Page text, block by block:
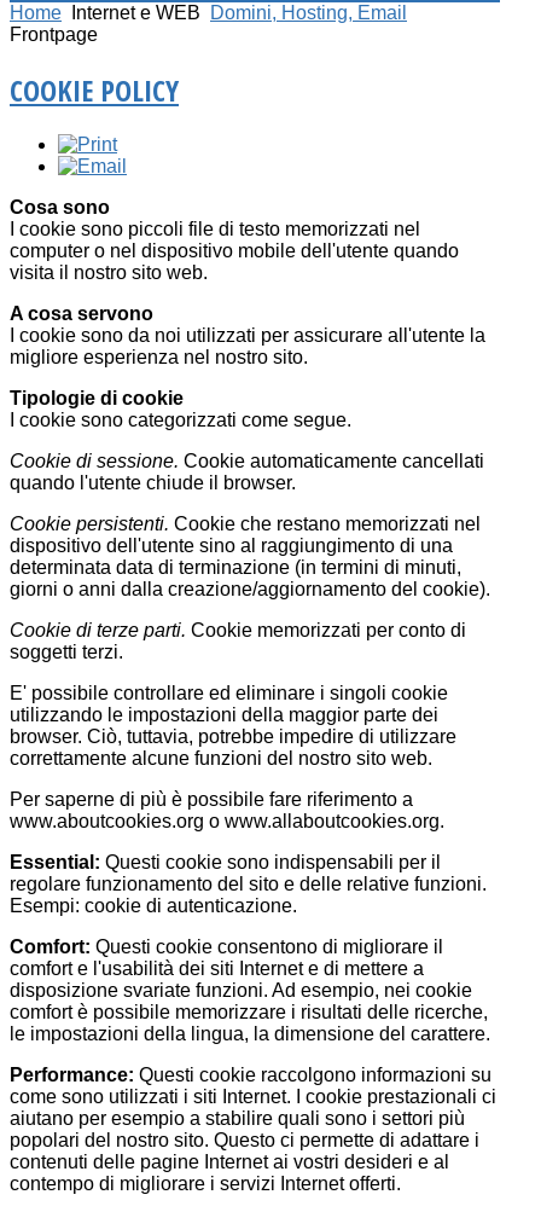
Home Internet e WEB
Domini, Hosting, Email
Frontpage
COOKIE POLICY
Cosa sono
I cookie sono piccoli file di testo memorizzati nel
computer o nel dispositivo mobile dell'utente quando
visita il nostro sito web.
A cosa servono
I cookie sono da noi utilizzati per assicurare all'utente la
migliore esperienza nel nostro sito.
Tipologie di cookie
I cookie sono categorizzati come segue.
Cookie di sessione. Cookie automaticamente cancellati
quando l'utente chiude il browser.
Cookie persistenti. Cookie che restano memorizzati nel
dispositivo dell'utente sino al raggiungimento di una
determinata data di terminazione (in termini di minuti,
giorni o anni dalla creazione/aggiornamento del cookie).
Cookie di terze parti. Cookie memorizzati per conto di
soggetti terzi.
E' possibile controllare ed eliminare i singoli cookie
utilizzando le impostazioni della maggior parte dei
browser. Ciò, tuttavia, potrebbe impedire di utilizzare
correttamente alcune funzioni del nostro sito web.
Per saperne di più è possibile fare riferimento a
www.aboutcookies.org o www.allaboutcookies.org.
Essential: Questi cookie sono indispensabili per il
regolare funzionamento del sito e delle relative funzioni.
Esempi: cookie di autenticazione.
Comfort: Questi cookie consentono di migliorare il
comfort e l'usabilità dei siti Internet e di mettere a
disposizione svariate funzioni. Ad esempio, nei cookie
comfort è possibile memorizzare i risultati delle ricerche,
le impostazioni della lingua, la dimensione del carattere.
Performance: Questi cookie raccolgono informazioni su
come sono utilizzati i siti Internet. I cookie prestazionali ci
aiutano per esempio a stabilire quali sono i settori più
popolari del nostro sito. Questo ci permette di adattare i
contenuti delle pagine Internet ai vostri desideri e al
contempo di migliorare i servizi Internet offerti.